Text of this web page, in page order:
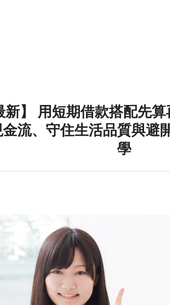
新】 用短期借款搭配先
流、守住生活品質與避
學